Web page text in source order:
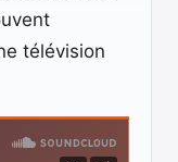
télévision